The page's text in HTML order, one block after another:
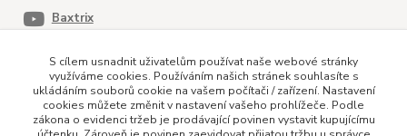
PLATEBNÍ METODY
S cílem usnadnit uživatelům používat naše webové stránky
využíváme cookies. Používáním našich stránek souhlasíte s
ukládáním souborů cookie na vašem počítači / zařízení. Nastavení
cookies můžete změnit v nastavení vašeho prohlížeče. Podle
zákona o evidenci tržeb je prodávající povinen vystavit kupujícímu